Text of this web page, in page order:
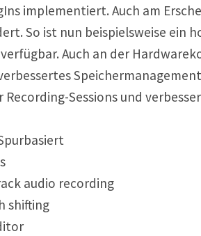
implementiert. Auch am
So ist nun beispielsweise ein
Auch an der
Sessions und
audio recording
shifting